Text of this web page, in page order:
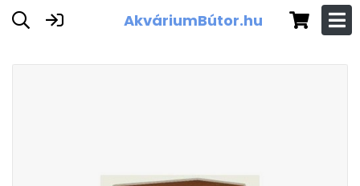
AkváriumBútor.hu